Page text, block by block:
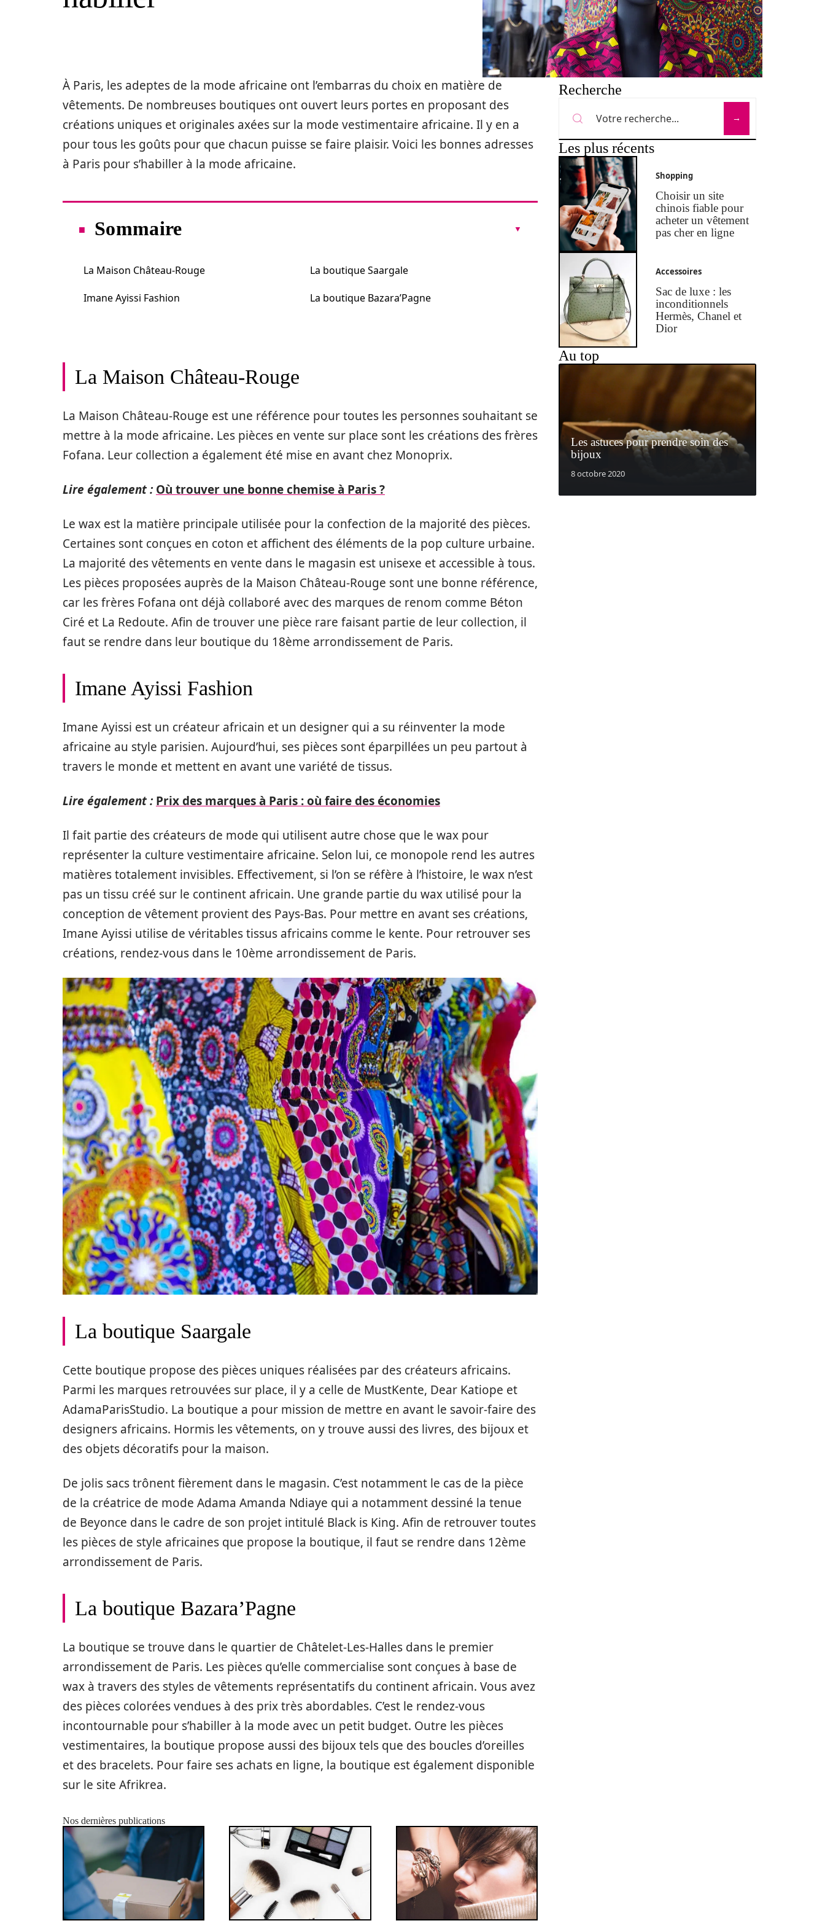
À Paris, les adeptes de la mode africaine ont l’embarras du choix en matière de
vêtements. De nombreuses boutiques ont ouvert leurs portes en proposant des
créations uniques et originales axées sur la mode vestimentaire africaine. Il y en a
pour tous les goûts pour que chacun puisse se faire plaisir. Voici les bonnes adresses
à Paris pour s’habiller à la mode africaine.
Sommaire
La Maison Château-Rouge
Imane Ayissi Fashion
La boutique Saargale
La boutique Bazara’Pagne
La Maison Château-Rouge
La Maison Château-Rouge est une référence pour toutes les personnes souhaitant se
mettre à la mode africaine. Les pièces en vente sur place sont les créations des frères
Fofana. Leur collection a également été mise en avant chez Monoprix.
Lire également : Où trouver une bonne chemise à Paris ?
Le wax est la matière principale utilisée pour la confection de la majorité des pièces.
Certaines sont conçues en coton et affichent des éléments de la pop culture urbaine.
La majorité des vêtements en vente dans le magasin est unisexe et accessible à tous.
Les pièces proposées auprès de la Maison Château-Rouge sont une bonne référence,
car les frères Fofana ont déjà collaboré avec des marques de renom comme Béton
Ciré et La Redoute. Afin de trouver une pièce rare faisant partie de leur collection, il
faut se rendre dans leur boutique du 18ème arrondissement de Paris.
Imane Ayissi Fashion
Imane Ayissi est un créateur africain et un designer qui a su réinventer la mode
africaine au style parisien. Aujourd’hui, ses pièces sont éparpillées un peu partout à
travers le monde et mettent en avant une variété de tissus.
Lire également : Prix des marques à Paris : où faire des économies
Il fait partie des créateurs de mode qui utilisent autre chose que le wax pour
représenter la culture vestimentaire africaine. Selon lui, ce monopole rend les autres
matières totalement invisibles. Effectivement, si l’on se réfère à l’histoire, le wax n’est
pas un tissu créé sur le continent africain. Une grande partie du wax utilisé pour la
conception de vêtement provient des Pays-Bas. Pour mettre en avant ses créations,
Imane Ayissi utilise de véritables tissus africains comme le kente. Pour retrouver ses
créations, rendez-vous dans le 10ème arrondissement de Paris.
La boutique Saargale
Cette boutique propose des pièces uniques réalisées par des créateurs africains.
Parmi les marques retrouvées sur place, il y a celle de MustKente, Dear Katiope et
AdamaParisStudio. La boutique a pour mission de mettre en avant le savoir-faire des
designers africains. Hormis les vêtements, on y trouve aussi des livres, des bijoux et
des objets décoratifs pour la maison.
De jolis sacs trônent fièrement dans le magasin. C’est notamment le cas de la pièce
de la créatrice de mode Adama Amanda Ndiaye qui a notamment dessiné la tenue
de Beyonce dans le cadre de son projet intitulé Black is King. Afin de retrouver toutes
les pièces de style africaines que propose la boutique, il faut se rendre dans 12ème
arrondissement de Paris.
La boutique Bazara’Pagne
La boutique se trouve dans le quartier de Châtelet-Les-Halles dans le premier
arrondissement de Paris. Les pièces qu’elle commercialise sont conçues à base de
wax à travers des styles de vêtements représentatifs du continent africain. Vous avez
des pièces colorées vendues à des prix très abordables. C’est le rendez-vous
incontournable pour s’habiller à la mode avec un petit budget. Outre les pièces
vestimentaires, la boutique propose aussi des bijoux tels que des boucles d’oreilles
et des bracelets. Pour faire ses achats en ligne, la boutique est également disponible
sur le site Afrikrea.
Nos dernières publications
Recherche
Les plus récents
Shopping
Choisir un site
chinois fiable pour
acheter un vêtement
pas cher en ligne
Accessoires
Sac de luxe : les
inconditionnels
Hermès, Chanel et
Dior
Au top
Les astuces pour prendre soin des
bijoux
8 octobre 2020